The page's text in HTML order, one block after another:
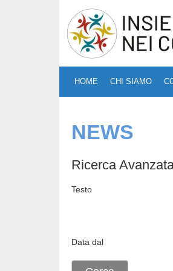
HOME CHI SIAMO
NEWS
Ricerca
Testo
Data dal